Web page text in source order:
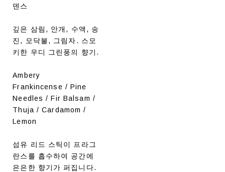
덴스
깊은 삼림, 안개, 수액, 송
진, 모닥불, 그림자. 스모
키한 우디 그린풍의 향기.
Ambery
Frankincense / Pine
Needles / Fir Balsam /
Thuja / Cardamom /
Lemon
섬유 리드 스틱이 프라그
란스를 흡수하여 공간에
은은한 향기가 퍼집니다.